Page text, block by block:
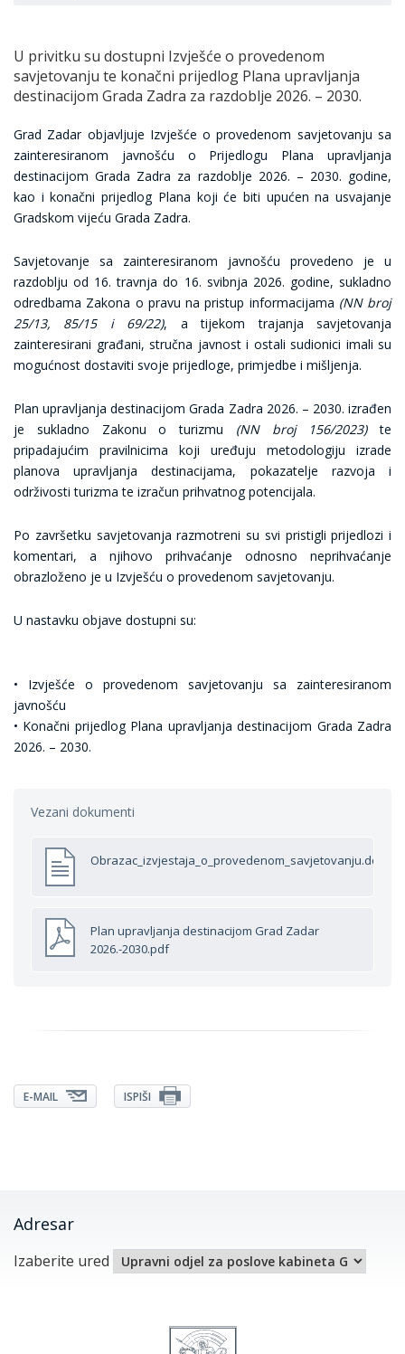
U privitku su dostupni Izvješće o provedenom
savjetovanju te konačni prijedlog Plana upravljanja
destinacijom Grada Zadra za razdoblje 2026. – 2030.
Grad Zadar objavljuje Izvješće o provedenom savjetovanju sa
zainteresiranom javnošću o Prijedlogu Plana upravljanja
destinacijom Grada Zadra za razdoblje 2026. – 2030. godine,
kao i konačni prijedlog Plana koji će biti upućen na usvajanje
Gradskom vijeću Grada Zadra.
Savjetovanje sa zainteresiranom javnošću provedeno je u
razdoblju od 16. travnja do 16. svibnja 2026. godine, sukladno
odredbama Zakona o pravu na pristup informacijama (NN broj
25/13, 85/15 i 69/22), a tijekom trajanja savjetovanja
zainteresirani građani, stručna javnost i ostali sudionici imali su
mogućnost dostaviti svoje prijedloge, primjedbe i mišljenja.
Plan upravljanja destinacijom Grada Zadra 2026. – 2030. izrađen
je sukladno Zakonu o turizmu (NN broj 156/2023)te
pripadajućim pravilnicima koji uređuju metodologiju izrade
planova upravljanja destinacijama, pokazatelje razvoja i
održivosti turizma te izračun prihvatnog potencijala.
Po završetku savjetovanja razmotreni su svi pristigli prijedlozi i
komentari, a njihovo prihvaćanje odnosno neprihvaćanje
obrazloženo je u Izvješću o provedenom savjetovanju.
U nastavku objave dostupni su:
• Izvješće o provedenom savjetovanju sa zainteresiranom
javnošću
• Konačni prijedlog Plana upravljanja destinacijom Grada Zadra
2026. – 2030.
Vezani dokumenti
Obrazac_izvjestaja_o_provedenom_savjetovanju.doc
Plan upravljanja destinacijom Grad Zadar
2026.-2030.pdf
E-MAIL ISPIŠI
Adresar
Izaberite ured